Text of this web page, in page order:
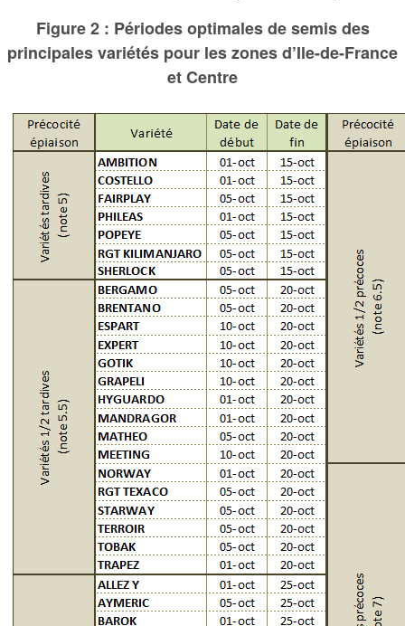
Figure 2 : Périodes optimales de semis des
principales variétés pour les zones d’Ile-de-France
et Centre